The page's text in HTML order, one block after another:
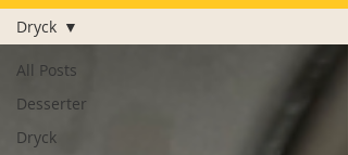
All Posts
Desserter
Dryck
Dryck